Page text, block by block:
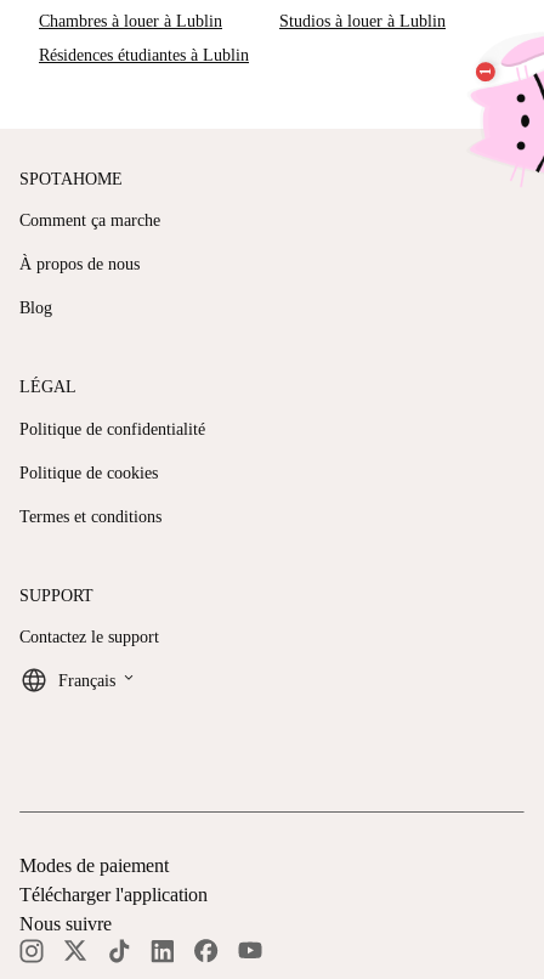
Chambres à louer à Lublin
Studios à louer à Lublin
Résidences étudiantes à Lublin
SPOTAHOME
Comment ça marche
À propos de nous
Blog
LÉGAL
Politique de confidentialité
Politique de cookies
Termes et conditions
SUPPORT
Contactez le support
Français keyboard_arrow_down
Modes de paiement
Télécharger l'application
Nous suivre